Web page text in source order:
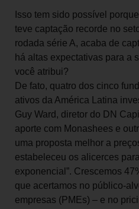
Isso tem sido possível
teve captação recorde no
rodada série A, acaba de
há altas expectativas para a
você atribui?
De fato, quatro dos cinco
ativos da América Latina
Guy Ward, diretor do DN
aporte com Monashees e
uma proposta melhor a
estabeleceu os alicerces
exponencial”. Crescemos
que acertamos no público-
empresas (PMEs) – e no